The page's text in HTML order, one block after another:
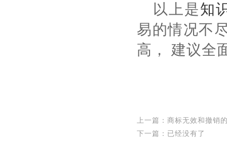
以上是知
易的情况不
高， 建议全
上一篇： 商标无效和撤销
下一篇：已经没有了